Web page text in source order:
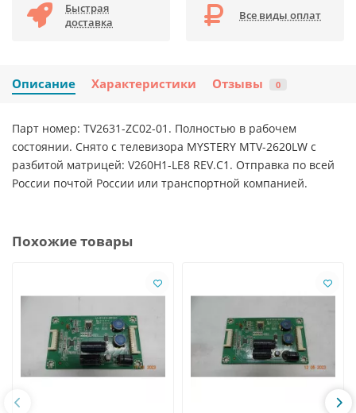
Быстрая
доставка
Все виды оплат
Описание Характеристики Отзывы 0
Парт номер: TV2631-ZC02-01. Полностью в рабочем
состоянии. Снято с телевизора MYSTERY MTV-2620LW с
разбитой матрицей: V260H1-LE8 REV.C1. Отправка по всей
России почтой России или транспортной компанией.
Похожие товары